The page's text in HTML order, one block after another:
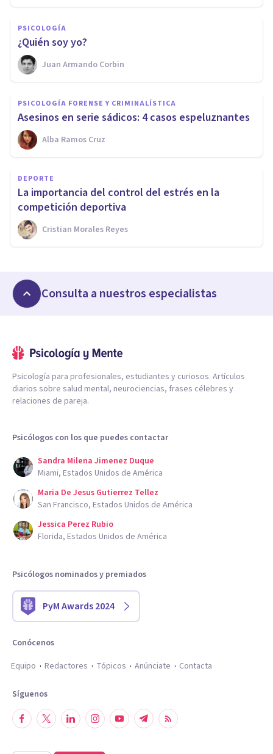
PSICOLOGÍA
¿Quién soy yo?
Juan Armando Corbin
PSICOLOGÍA FORENSE Y CRIMINALÍSTICA
Asesinos en serie sádicos: 4 casos espeluznantes
Alba Ramos Cruz
DEPORTE
​La importancia del control del estrés en la
competición deportiva
Cristian Morales Reyes
Consulta a nuestros especialistas
Psicología para profesionales, estudiantes y curiosos. Artículos
diarios sobre salud mental, neurociencias, frases célebres y
relaciones de pareja.
Psicólogos con los que puedes contactar
Sandra Milena Jimenez Duque
Miami, Estados Unidos de América
Maria De Jesus Gutierrez Tellez
San Francisco, Estados Unidos de América
Jessica Perez Rubio
Florida, Estados Unidos de América
Psicólogos nominados y premiados
PyM Awards 2024
Conócenos
Equipo
Redactores Tópicos Anúnciate Contacta
Síguenos